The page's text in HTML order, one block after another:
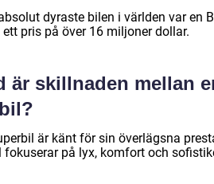
dyraste bilen i världen var en
ett pris på över 16 miljoner dollar.
är skillnaden mellan
är känt för sin överlägsna
fokuserar på lyx, komfort och